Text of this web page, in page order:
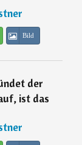
Bild
der
ist das